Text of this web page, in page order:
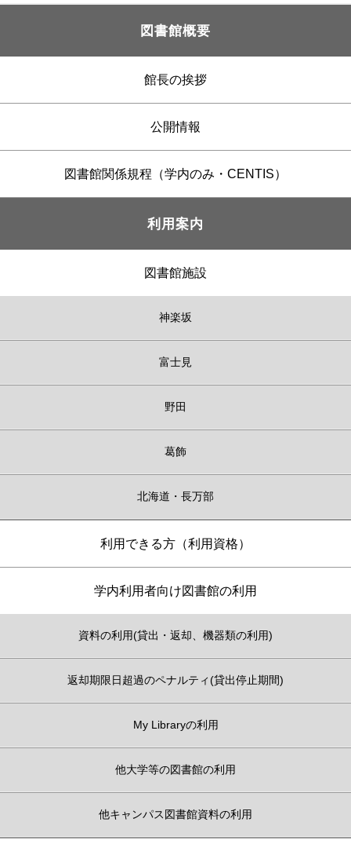
図書館概要
館長の挨拶
公開情報
図書館関係規程（学内のみ・CENTIS）
利用案内
図書館施設
神楽坂
富士見
野田
葛飾
北海道・長万部
利用できる方（利用資格）
学内利用者向け図書館の利用
資料の利用(貸出・返却、機器類の利用)
返却期限日超過のペナルティ(貸出停止期間)
My Libraryの利用
他大学等の図書館の利用
他キャンパス図書館資料の利用